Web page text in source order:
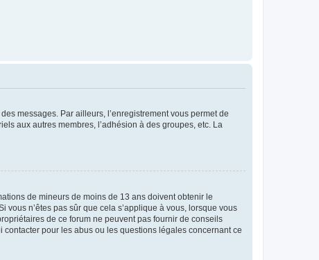
messages. Par ailleurs, l’enregistrement vous permet de
aux autres membres, l’adhésion à des groupes, etc. La
de mineurs de moins de 13 ans doivent obtenir le
n’êtes pas sûr que cela s’applique à vous, lorsque vous
de ce forum ne peuvent pas fournir de conseils
pour les abus ou les questions légales concernant ce